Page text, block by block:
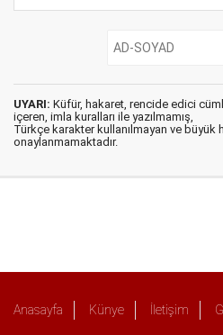
UYARI: Küfür, hakaret, rencide edici
içeren, imla kuralları ile yazılmamış,
Türkçe karakter kullanılmayan ve büyük
onaylanmamaktadır.
Anasayfa Künye İletişim